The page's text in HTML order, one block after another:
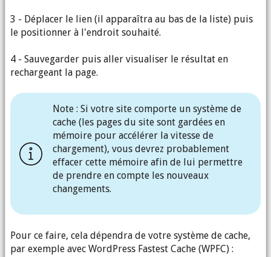
3 - Déplacer le lien (il apparaîtra au bas de la liste) puis
le positionner à l'endroit souhaité.
4 - Sauvegarder puis aller visualiser le résultat en
rechargeant la page.
Note : Si votre site comporte un système de
cache (les pages du site sont gardées en
mémoire pour accélérer la vitesse de
chargement), vous devrez probablement
effacer cette mémoire afin de lui permettre
de prendre en compte les nouveaux
changements.
Pour ce faire, cela dépendra de votre système de cache,
par exemple avec WordPress Fastest Cache (WPFC) :